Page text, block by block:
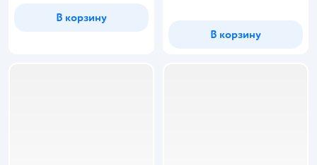
В корзину
В корзину